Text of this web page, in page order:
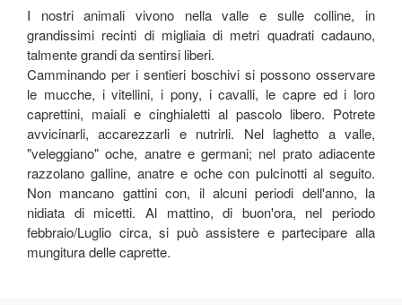
I nostri animali vivono nella valle e sulle colline, in
grandissimi recinti di migliaia di metri quadrati cadauno,
talmente grandi da sentirsi liberi.
Camminando per i sentieri boschivi si possono osservare
le mucche, i vitellini, i pony, i cavalli, le capre ed i loro
caprettini, maiali e cinghialetti al pascolo libero. Potrete
avvicinarli, accarezzarli e nutrirli. Nel laghetto a valle,
"veleggiano" oche, anatre e germani; nel prato adiacente
razzolano galline, anatre e oche con pulcinotti al seguito.
Non mancano gattini con, il alcuni periodi dell'anno, la
nidiata di micetti. Al mattino, di buon'ora, nel periodo
febbraio/Luglio circa, si può assistere e partecipare alla
mungitura delle caprette.